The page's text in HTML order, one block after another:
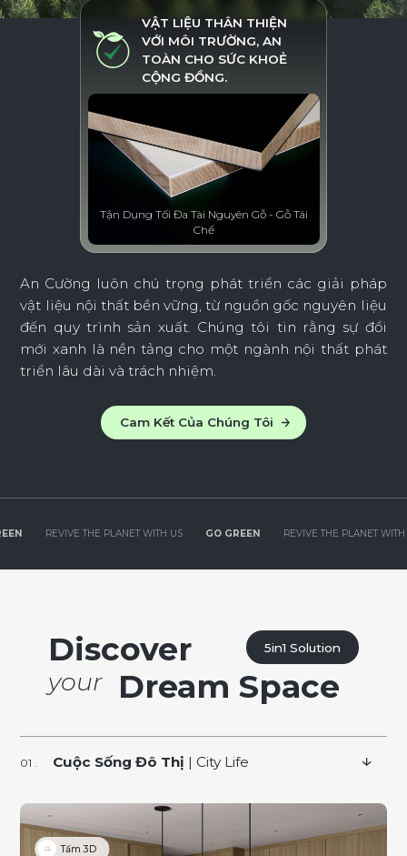
VẬT LIỆU THÂN THIỆN
VỚI MÔI TRƯỜNG, AN
TOÀN CHO SỨC KHOẺ
CỘNG ĐỒNG.
Tận Dụng Tối Đa Tài Nguyên Gỗ - Gỗ Tái
Chế
An Cường luôn chú trọng phát triển các giải pháp
vật liệu nội thất bền vững, từ nguồn gốc nguyên liệu
đến quy trình sản xuất. Chúng tôi tin rằng sự đổi
mới xanh là nền tảng cho một ngành nội thất phát
triển lâu dài và trách nhiệm.
Cam Kết Của Chúng Tôi
PLANET WITH US GO GREEN REVIVE THE PLANET WITH US GO
Discover
your Dream Space
5in1 Solution
Cuộc Sống Đô Thị | City Life
Tấm 3D